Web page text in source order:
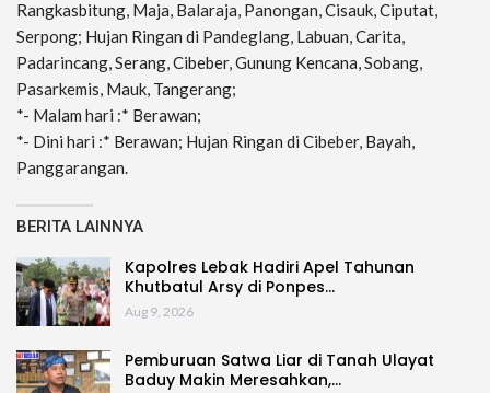
Rangkasbitung, Maja, Balaraja, Panongan, Cisauk, Ciputat,
Serpong; Hujan Ringan di Pandeglang, Labuan, Carita,
Padarincang, Serang, Cibeber, Gunung Kencana, Sobang,
Pasarkemis, Mauk, Tangerang;
*- Malam hari :* Berawan;
*- Dini hari :* Berawan; Hujan Ringan di Cibeber, Bayah,
Panggarangan.
BERITA LAINNYA
Kapolres Lebak Hadiri Apel Tahunan
Khutbatul Arsy di Ponpes…
Aug 9, 2026
Pemburuan Satwa Liar di Tanah Ulayat
Baduy Makin Meresahkan,…